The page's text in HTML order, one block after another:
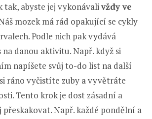
tak, abyste jej vykonávalivždy ve
mozek má rád opakující se cykly
Podle nich pak vydává
na danou aktivitu. Např. když si
napíšete svůj to-do list na další
ráno vyčistíte zuby a vyvětráte
Tento krok je dost zásadní a
Např. každé pondělní a